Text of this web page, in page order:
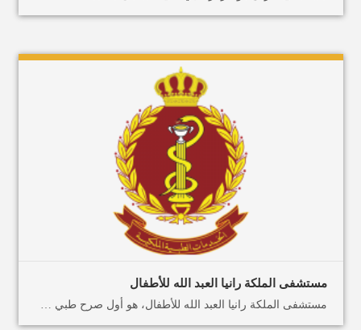
مستشفى الملكة رانيا العبد الله للأطفال